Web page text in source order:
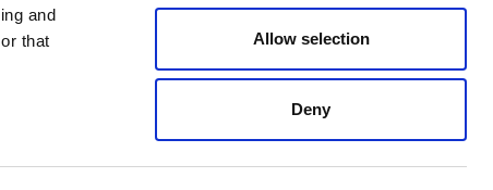
and
that
Allow selection
Deny